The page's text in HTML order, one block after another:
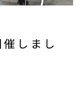
しまし